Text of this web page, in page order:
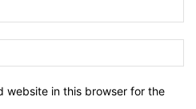
website in this browser for the